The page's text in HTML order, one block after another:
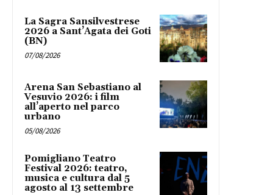
La Sagra Sansilvestrese
2026 a Sant’Agata dei Goti
(BN)
07/08/2026
Arena San Sebastiano al
Vesuvio 2026: i film
all’aperto nel parco
urbano
05/08/2026
Pomigliano Teatro
Festival 2026: teatro,
musica e cultura dal 5
agosto al 13 settembre